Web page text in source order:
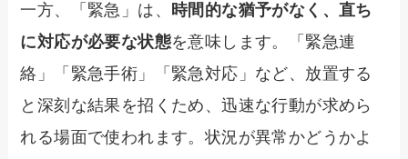
一方、「緊急」は、 時間的な猶予がなく、直ち
に対応が必要な状態を意味します。「緊急連
絡」「緊急手術」「緊急対応」など、放置する
と深刻な結果を招くため、迅速な行動が求めら
れる場面で使われます。状況が異常かどうかよ